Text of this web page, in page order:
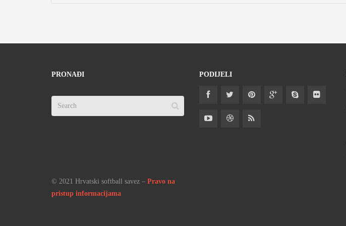
PRONAĐI PODIJELI
© 2021 Hrvatski softball savez – Pravo na
pristup informacijama